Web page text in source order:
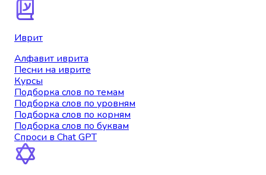
Иврит
Алфавит иврита
Песни на иврите
Курсы
Подборка слов по темам
Подборка слов по уровням
Подборка слов по корням
Подборка слов по буквам
Спроси в Chat GPT